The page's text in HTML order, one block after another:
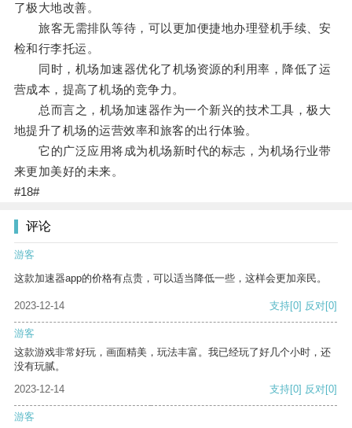
了极大地改善。
旅客无需排队等待，可以更加便捷地办理登机手续、安
检和行李托运。
同时，机场加速器优化了机场资源的利用率，降低了运
营成本，提高了机场的竞争力。
总而言之，机场加速器作为一个新兴的技术工具，极大
地提升了机场的运营效率和旅客的出行体验。
它的广泛应用将成为机场新时代的标志，为机场行业带
来更加美好的未来。
#18#
评论
游客
这款加速器app的价格有点贵，可以适当降低一些，这样会更加亲民。
2023-12-14 支持[0] 反对[0]
游客
这款游戏非常好玩，画面精美，玩法丰富。我已经玩了好几个小时，还
没有玩腻。
2023-12-14
支持[0] 反对[0]
游客